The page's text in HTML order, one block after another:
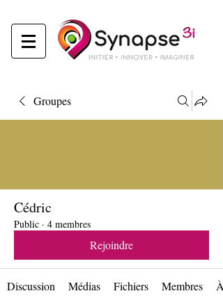
Groupes
Cédric
Public · 4 membres
Rejoindre
Discussion Médias Fichiers Membres